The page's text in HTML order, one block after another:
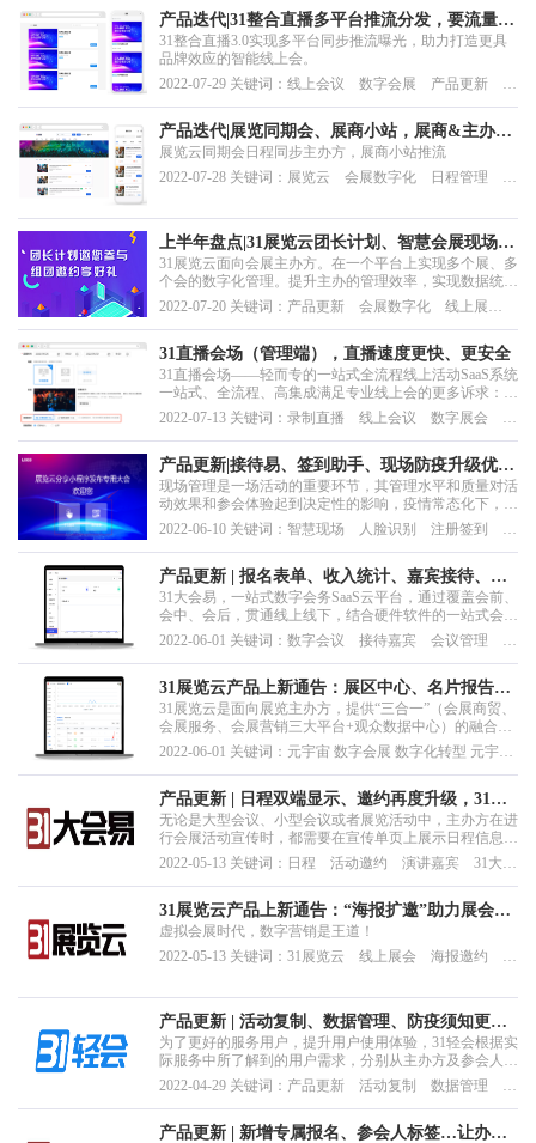
产品迭代|31整合直播多平台推流分发，要流量要
曝光统统安排
31整合直播3.0实现多平台同步推流曝光，助力打造更具
品牌效应的智能线上会。
2022-07-29 关键词：线上会议 数字会展 产品更新 直
产品迭代|展览同期会、展商小站，展商&主办方
合力引流获取商机
展览云同期会日程同步主办方，展商小站推流
2022-07-28 关键词：展览云 会展数字化 日程管理 产
上半年盘点|31展览云团长计划、智慧会展现场迭
代升级，解锁轻松办展的一万种可能
31展览云面向会展主办方。在一个平台上实现多个展、多
个会的数字化管理。提升主办的管理效率，实现数据统一
管理。
2022-07-20 关键词：产品更新 会展数字化 线上展
31直播会场（管理端），直播速度更快、更安全
31直播会场——轻而专的一站式全流程线上活动SaaS系统
一站式、全流程、高集成满足专业线上会的更多诉求：1.
短平快能够自己动手做一场线上直播活动2.支持多渠道推
流，扩大百倍的直播受众3.多日程、多会场、多嘉宾4.直
播平台支持企业品牌和产品有更多的曝光机会5.支持录
播、直播、回看功能，最大化发挥直播的价...
2022-07-13 关键词：录制直播 线上会议 数字展会 虚
产品更新|接待易、签到助手、现场防疫升级优
化，打造更智慧会展现场体验
现场管理是一场活动的重要环节，其管理水平和质量对活
动效果和参会体验起到决定性的影响，疫情常态化下，会
议、活动的数字化现场管理变得更具挑战性。31智慧现场
解决方案，基于红外测温、人工智能、大数据等技术的应
用，赋予主办方数字化接待服务能力，轻松实现安全、有
序、灵活、高逼格、有创意、强互动的现场管理。31智...
2022-06-10 关键词：智慧现场 人脸识别 注册签到 接
产品更新 | 报名表单、收入统计、嘉宾接待、团
体类别筛选更新，一站式办会更放心
31大会易，一站式数字会务SaaS云平台，通过覆盖会前、
会中、会后，贯通线上线下，结合硬件软件的一站式会议
科技产品与服务，实现智慧邀约、智慧日程、智慧通知、
智慧证件、智慧签到、智慧现场、智慧监控、智慧数据的
会议全流程智慧化管理。
2022-06-01 关键词：数字会议 接待嘉宾 会议管理 报
31展览云产品上新通告：展区中心、名片报告、
预约洽谈报告再度更新，让用户体验持续升级
31展览云是面向展览主办方，提供“三合一”（会展商贸、
会展服务、会展营销三大平台+观众数据中心）的融合会
展系统，同时也是一款简单易用、高性价比，真正实现虚
实融合办展和数字化落地的支撑系统。
2022-06-01 关键词：元宇宙 数字会展 数字化转型 元宇宙
产品更新 | 日程双端显示、邀约再度升级，31大
会易，智慧办会好帮手
无论是大型会议、小型会议或者展览活动中，主办方在进
行会展活动宣传时，都需要在宣传单页上展示日程信息，
以便参会人随时随地查看会议日程，做好参会准备。
2022-05-13 关键词：日程 活动邀约 演讲嘉宾 31大会
31展览云产品上新通告：“海报扩邀”助力展会精
准数字营销
虚拟会展时代，数字营销是王道！
2022-05-13 关键词：31展览云 线上展会 海报邀约 线
产品更新 | 活动复制、数据管理、防疫须知更
新，31轻会，轻松办会，始终如一
为了更好的服务用户，提升用户使用体验，31轻会根据实
际服务中所了解到的用户需求，分别从主办方及参会人端
对产品进行了更新。
2022-04-29 关键词：产品更新 活动复制 数据管理 防
产品更新 | 新增专属报名、参会人标签…让办会